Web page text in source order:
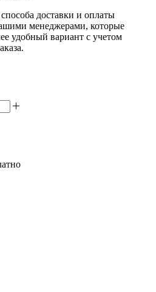
доставки и оплаты
менеджерами, которые
удобный вариант с учетом